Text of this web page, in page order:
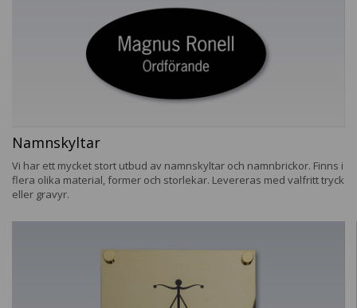
Namnskyltar
Vi har ett mycket stort utbud av namnskyltar och namnbrickor. Finns i
flera olika material, former och storlekar. Levereras med valfritt tryck
eller gravyr.